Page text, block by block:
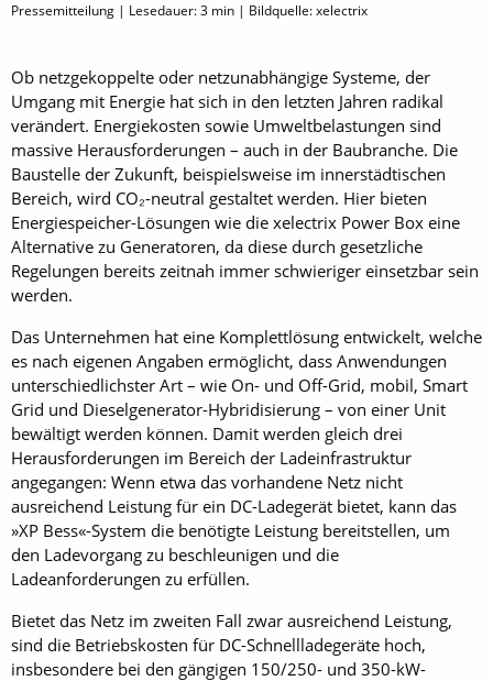
Pressemitteilung | Lesedauer:3 min | Bildquelle: xelectrix
Ob netzgekoppelte oder netzunabhängige Systeme, der
Umgang mit Energie hat sich in den letzten Jahren radikal
verändert. Energiekosten sowie Umweltbelastungen sind
massive Herausforderungen – auch in der Baubranche. Die
Baustelle der Zukunft, beispielsweise im innerstädtischen
Bereich, wird CO₂-neutral gestaltet werden. Hier bieten
Energiespeicher-Lösungen wie die ­xelectrix Power Box eine
Alternative zu Generatoren, da diese durch gesetzliche
Regelungen bereits zeitnah immer schwieriger einsetzbar sein
werden.
Das Unternehmen hat eine Komplettlösung entwickelt, welche
es nach eigenen Angaben ermöglicht, dass Anwendungen
unterschiedlichster Art – wie On- und Off-Grid, mobil, Smart
Grid und Dieselgenerator-Hybridisierung – von einer Unit
bewältigt werden können. Damit werden gleich drei
Herausforderungen im Bereich der Ladeinfrastruktur
angegangen: Wenn etwa das vorhandene Netz nicht
ausreichend Leistung für ein DC-Ladegerät bietet, kann das
»XP Bess«-System die benötigte Leistung bereitstellen, um
den Ladevorgang zu beschleunigen und die
Ladeanforderungen zu erfüllen.
Bietet das Netz im zweiten Fall zwar ausreichend Leistung,
sind die Betriebskosten für DC-Schnellladegeräte hoch,
insbesondere bei den gängigen 150/250- und 350-kW-